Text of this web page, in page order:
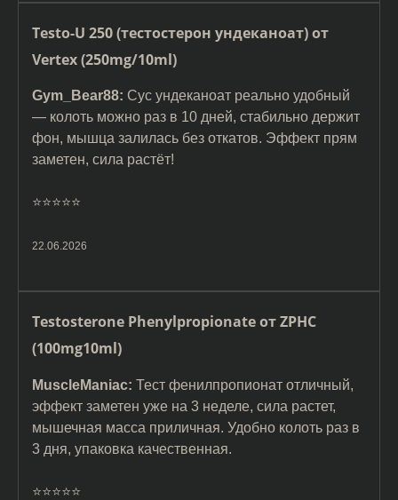
Testo-U 250 (тестостерон ундеканоат) от
Vertex (250mg/10ml)
Gym_Bear88: Сус ундеканоат реально удобный
— колоть можно раз в 10 дней, стабильно держит
фон, мышца залилась без откатов. Эффект прям
заметен, сила растёт!
⭐️⭐️⭐️⭐️⭐️
22.06.2026
Testosterone Phenylpropionate от ZPHC
(100mg10ml)
MuscleManiac: Тест фенилпропионат отличный,
эффект заметен уже на 3 неделе, сила растет,
мышечная масса приличная. Удобно колоть раз в
3 дня, упаковка качественная.
⭐️⭐️⭐️⭐️⭐️